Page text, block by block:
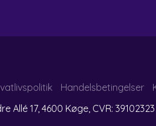
Handelsbetingelser
Allé 17, 4600 Køge, CVR: 39102323